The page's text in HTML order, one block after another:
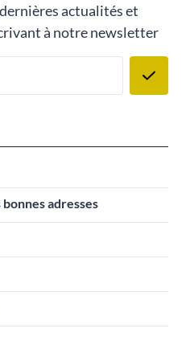
actualités et
à notre newsletter
adresses